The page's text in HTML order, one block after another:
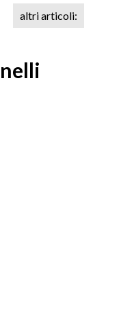
altri articoli: